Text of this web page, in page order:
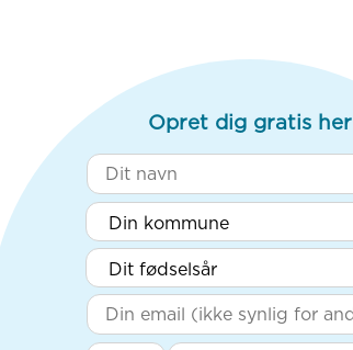
Opret dig gratis her